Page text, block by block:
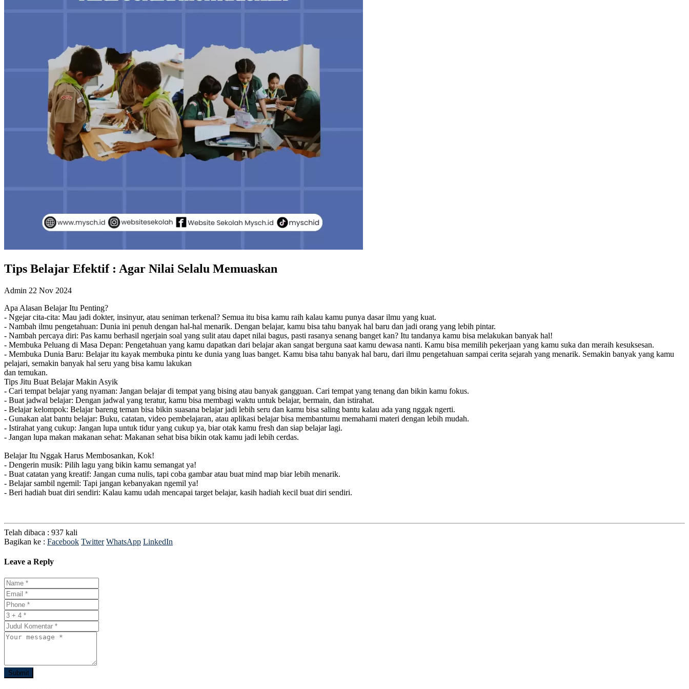
Tips Belajar Efektif : Agar Nilai Selalu Memuaskan
Admin 22 Nov 2024
Apa Alasan Belajar Itu Penting?
- Ngejar cita-cita: Mau jadi dokter, insinyur, atau seniman terkenal? Semua itu bisa kamu raih kalau kamu punya dasar ilmu yang kuat.
- Nambah ilmu pengetahuan: Dunia ini penuh dengan hal-hal menarik. Dengan belajar, kamu bisa tahu banyak hal baru dan jadi orang yang lebih pintar.
- Nambah percaya diri: Pas kamu berhasil ngerjain soal yang sulit atau dapet nilai bagus, pasti rasanya senang banget kan? Itu tandanya kamu bisa melakukan banyak hal!
- Membuka Peluang di Masa Depan: Pengetahuan yang kamu dapatkan dari belajar akan sangat berguna saat kamu dewasa nanti. Kamu bisa memilih pekerjaan yang kamu suka dan meraih kesuksesan.
- Membuka Dunia Baru: Belajar itu kayak membuka pintu ke dunia yang luas banget. Kamu bisa tahu banyak hal baru, dari ilmu pengetahuan sampai cerita sejarah yang menarik. Semakin banyak yang kamu
pelajari, semakin banyak hal seru yang bisa kamu lakukan
dan temukan.
Tips Jitu Buat Belajar Makin Asyik
- Cari tempat belajar yang nyaman: Jangan belajar di tempat yang bising atau banyak gangguan. Cari tempat yang tenang dan bikin kamu fokus.
- Buat jadwal belajar: Dengan jadwal yang teratur, kamu bisa membagi waktu untuk belajar, bermain, dan istirahat.
- Belajar kelompok: Belajar bareng teman bisa bikin suasana belajar jadi lebih seru dan kamu bisa saling bantu kalau ada yang nggak ngerti.
- Gunakan alat bantu belajar: Buku, catatan, video pembelajaran, atau aplikasi belajar bisa membantumu memahami materi dengan lebih mudah.
- Istirahat yang cukup: Jangan lupa untuk tidur yang cukup ya, biar otak kamu fresh dan siap belajar lagi.
- Jangan lupa makan makanan sehat: Makanan sehat bisa bikin otak kamu jadi lebih cerdas.
Belajar Itu Nggak Harus Membosankan, Kok!
- Dengerin musik: Pilih lagu yang bikin kamu semangat ya!
- Buat catatan yang kreatif: Jangan cuma nulis, tapi coba gambar atau buat mind map biar lebih menarik.
- Belajar sambil ngemil: Tapi jangan kebanyakan ngemil ya!
- Beri hadiah buat diri sendiri: Kalau kamu udah mencapai target belajar, kasih hadiah kecil buat diri sendiri.
Telah dibaca : 937 kali
Bagikan ke : Facebook Twitter WhatsApp LinkedIn
Leave a Reply
Submit